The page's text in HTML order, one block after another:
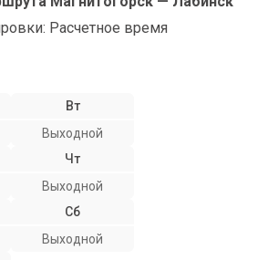
Расчетное время
Вт
Выходной
Чт
Выходной
Сб
Выходной